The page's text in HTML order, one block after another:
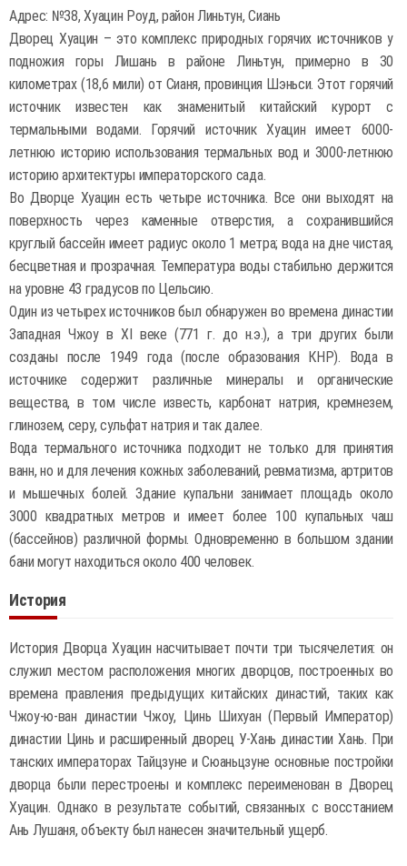
Адрес: №38, Хуацин Роуд, район Линьтун, Сиань
Дворец Хуацин – это комплекс природных горячих источников у
подножия горы Лишань в районе Линьтун, примерно в 30
километрах (18,6 мили) от Сианя, провинция Шэньси. Этот горячий
источник известен как знаменитый китайский курорт с
термальными водами. Горячий источник Хуацин имеет 6000-
летнюю историю использования термальных вод и 3000-летнюю
историю архитектуры императорского сада.
Во Дворце Хуацин есть четыре источника. Все они выходят на
поверхность через каменные отверстия, а сохранившийся
круглый бассейн имеет радиус около 1 метра; вода на дне чистая,
бесцветная и прозрачная. Температура воды стабильно держится
на уровне 43 градусов по Цельсию.
Один из четырех источников был обнаружен во времена династии
Западная Чжоу в XI веке (771 г. до н.э.), а три других были
созданы после 1949 года (после образования КНР). Вода в
источнике содержит различные минералы и органические
вещества, в том числе известь, карбонат натрия, кремнезем,
глинозем, серу, сульфат натрия и так далее.
Вода термального источника подходит не только для принятия
ванн, но и для лечения кожных заболеваний, ревматизма, артритов
и мышечных болей. Здание купальни занимает площадь около
3000 квадратных метров и имеет более 100 купальных чаш
(бассейнов) различной формы. Одновременно в большом здании
бани могут находиться около 400 человек.
История
История Дворца Хуацин насчитывает почти три тысячелетия: он
служил местом расположения многих дворцов, построенных во
времена правления предыдущих китайских династий, таких как
Чжоу-ю-ван династии Чжоу, Цинь Шихуан (Первый Император)
династии Цинь и расширенный дворец У-Хань династии Хань. При
танских императорах Тайцзуне и Сюаньцзуне основные постройки
дворца были перестроены и комплекс переименован в Дворец
Хуацин. Однако в результате событий, связанных с восстанием
Ань Лушаня, объекту был нанесен значительный ущерб.